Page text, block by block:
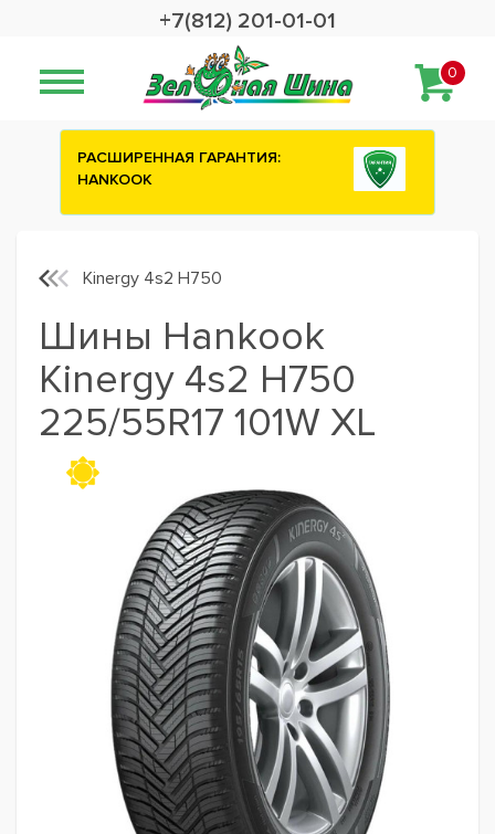
+7(812) 201-01-01
0
Сashback 2500 рублей на зимние
Kinergy 4s2 H750
Шины Hankook
Kinergy 4s2 H750
225/55R17 101W XL